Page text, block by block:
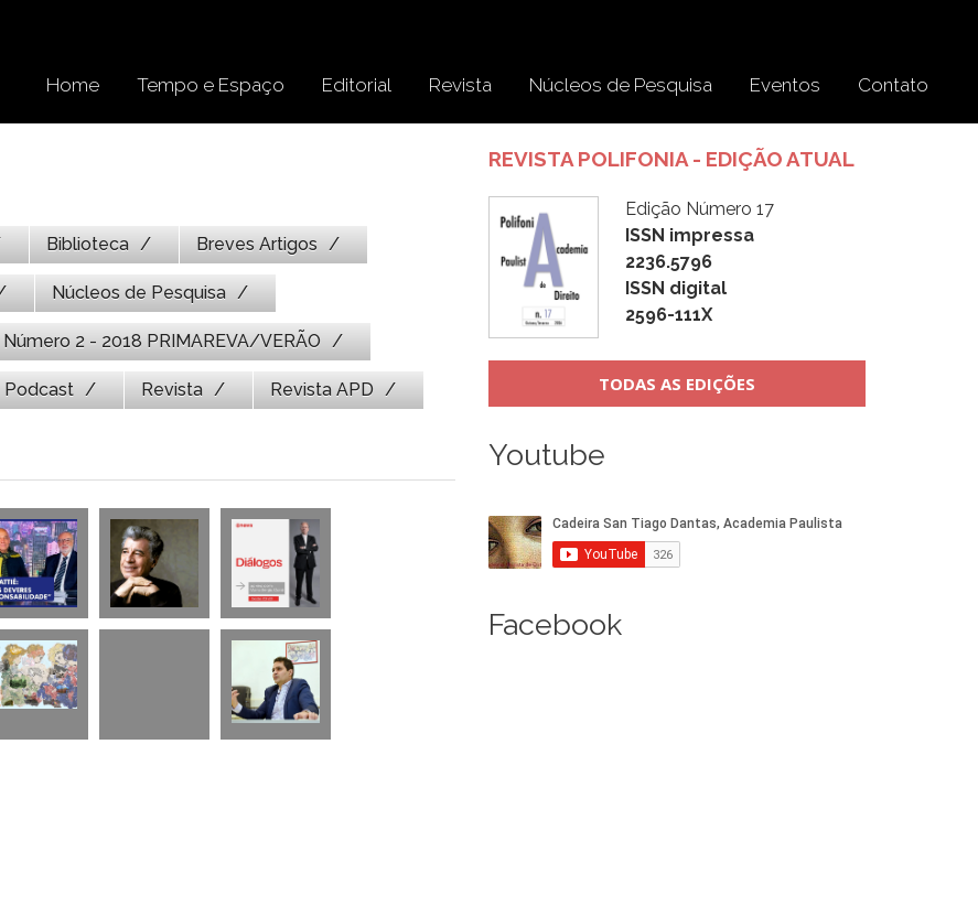
Home Tempo e Espaço Editorial Revista Núcleos de Pesquisa Eventos Contato
Biblioteca Breves Artigos
Núcleos de Pesquisa
Número 2 - 2018 PRIMAREVA/VERÃO
Podcast Revista Revista APD
REVISTA POLIFONIA - EDIÇÃO ATUAL
Edição Número 17
ISSN impressa
2236.5796
ISSN digital
2596-111X
TODAS AS EDIÇÕES
Youtube
Facebook